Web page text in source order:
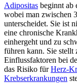
Adipositas beginnt ab
wobei man zwischen
unterscheidet. Sie ist
eine chronische
einhergeht und zu
führen kann. Sie stellt
Einflussfaktoren bei
das Risiko fürHerz-
Krebserkrankungen